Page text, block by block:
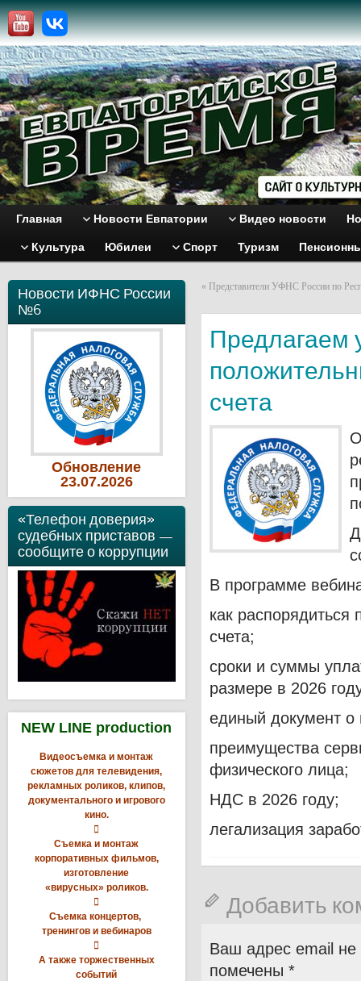
Главная Новости Евпатории Видео новости
Культура Юбилеи Спорт Туризм
Новости ИФНС России
№6
Обновление
23.07.2026
«Телефон доверия»
судебных приставов —
сообщите о коррупции
NEW LINE production
Видеосъемка и монтаж
сюжетов для телевидения,
рекламных роликов, клипов,
документального и игрового
кино.

Съемка и монтаж
корпоративных фильмов,
изготовление
«вирусных» роликов.

Съемка концертов,
тренингов и вебинаров

А также торжественных
событий
« Представители УФНС России по
Предлагаем
счета
В программе
как распорядиться
счета;
сроки и суммы
размере в 2026
единый документ о
преимущества
физического лица;
НДС в 2026 году;
легализация
Добавить
Ваш адрес email не
помечены *